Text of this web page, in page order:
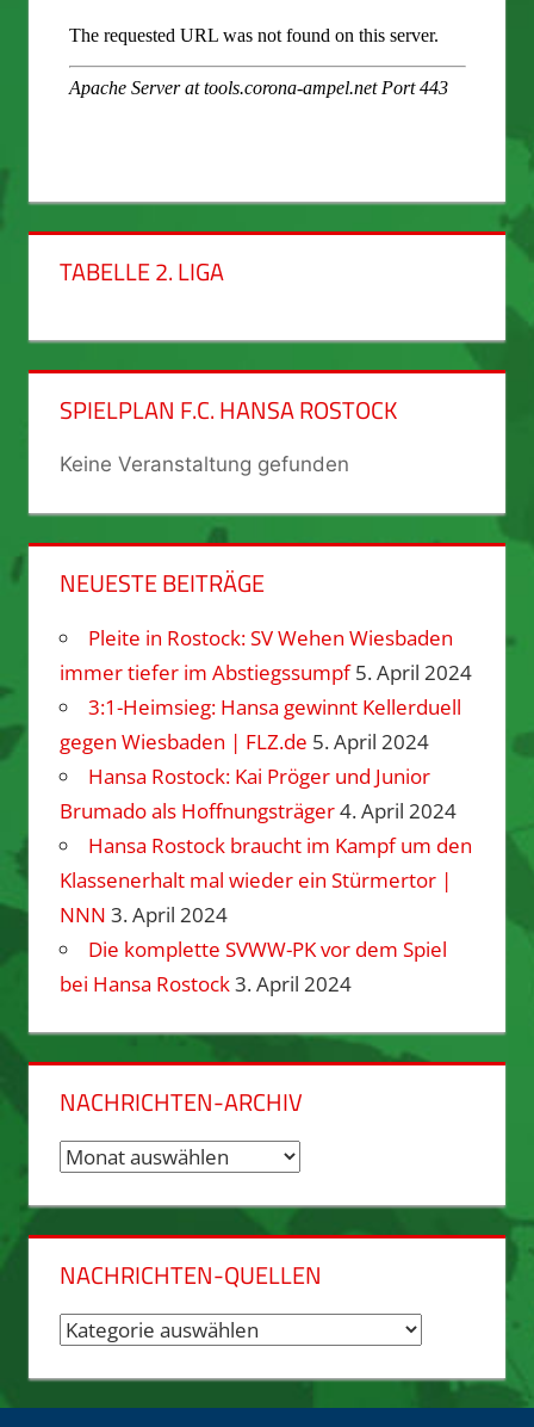
TABELLE 2. LIGA
SPIELPLAN F.C. HANSA ROSTOCK
Keine Veranstaltung gefunden
NEUESTE BEITRÄGE
Pleite in Rostock: SV Wehen Wiesbaden
immer tiefer im Abstiegssumpf 5. April 2024
3:1-Heimsieg: Hansa gewinnt Kellerduell
gegen Wiesbaden | FLZ.de 5. April 2024
Hansa Rostock: Kai Pröger und Junior
Brumado als Hoffnungsträger4. April 2024
Hansa Rostock braucht im Kampf um den
Klassenerhalt mal wieder ein Stürmertor |
NNN 3. April 2024
Die komplette SVWW-PK vor dem Spiel
bei Hansa Rostock3. April 2024
NACHRICHTEN-ARCHIV
Nachrichten-
NACHRICHTEN-QUELLEN
Nachrichten-